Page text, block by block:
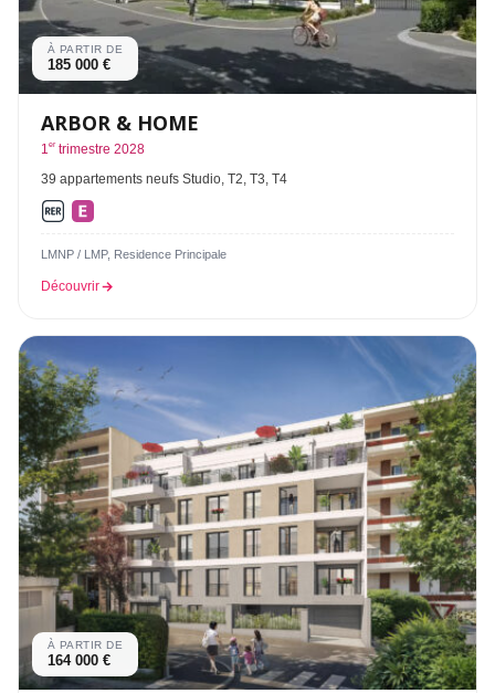
À PARTIR DE
185 000 €
ARBOR & HOME
1 ertrimestre 2028
39 appartements neufs Studio, T2, T3, T4
LMNP / LMP, Residence Principale
Découvrir
À PARTIR DE
164 000 €